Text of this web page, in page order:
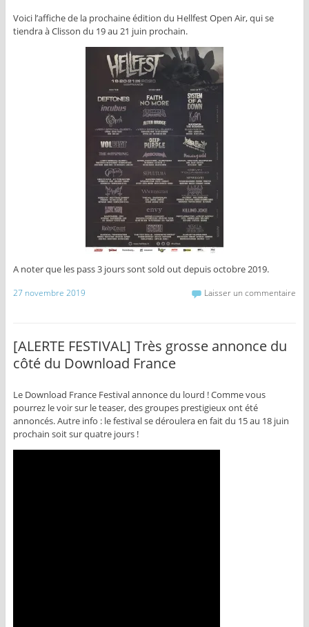
Voici l’affiche de la prochaine édition du Hellfest Open Air, qui se
tiendra à Clisson du 19 au 21 juin prochain.
A noter que les pass 3 jours sont sold out depuis octobre 2019.
27 novembre 2019 Laisser un commentaire
[ALERTE FESTIVAL] Très grosse annonce du
côté du Download France
Le Download France Festival annonce du lourd ! Comme vous
pourrez le voir sur le teaser, des groupes prestigieux ont été
annoncés. Autre info : le festival se déroulera en fait du 15 au 18 juin
prochain soit sur quatre jours !